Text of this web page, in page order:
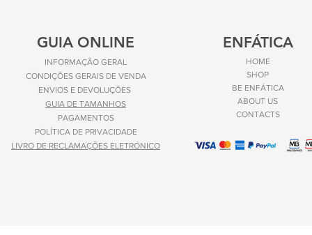
GUIA ONLINE
INFORMAÇÃO GERAL
CONDIÇÕES GERAIS DE VENDA
ENVIOS E DEVOLUÇÕES
GUIA DE TAMANHOS
PAGAMENTOS
POLÍTICA DE PRIVACIDADE
LIVRO DE RECLAMAÇÕES ELETRÓNICO
ENFÁTICA
HOME
SHOP
BE ENFÁTICA
ABOUT US
CONTACTS